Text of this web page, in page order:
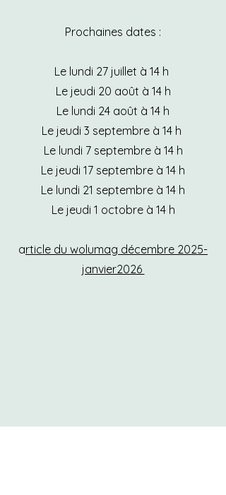
Prochaines dates :
Le lundi 27 juillet à 14 h
Le jeudi 20 août à 14 h
Le lundi 24 août à 14 h
Le jeudi 3 septembre à 14 h
Le lundi 7 septembre à 14 h
Le jeudi 17 septembre à 14 h
Le lundi 21 septembre à 14 h
Le jeudi 1 octobre à 14 h
article du wolumag décembre 2025-
janvier2026